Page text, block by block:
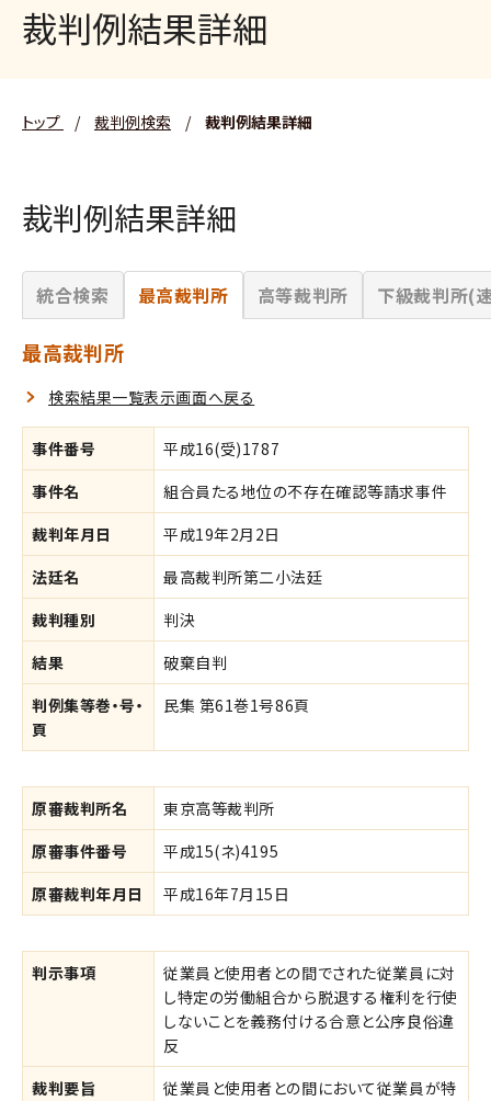
裁判例結果詳細
トップ / 裁判例検索 / 裁判例結果詳細
裁判例結果詳細
統合検索 最高裁判所 高等裁判所 下級裁判所(
最高裁判所
検索結果一覧表示画面へ戻る
事件番号
平成16(受)1787
事件名
組合員たる地位の不存在確認等請求事件
裁判年月日
平成19年2月2日
法廷名
最高裁判所第二小法廷
裁判種別
判決
結果
破棄自判
判例集等巻・号・
頁
民集 第61巻1号86頁
原審裁判所名
東京高等裁判所
原審事件番号
平成15(ネ)4195
原審裁判年月日
平成16年7月15日
判示事項
従業員と使用者との間でされた従業員に対
し特定の労働組合から脱退する権利を行使
しないことを義務付ける合意と公序良俗違
反
裁判要旨
従業員と使用者との間において従業員が特